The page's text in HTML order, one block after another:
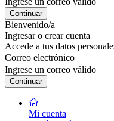
Continuar
Bienvenido/a
Ingresar o crear cuenta
Accede a tus datos
Correo electrónico
Ingrese un correo válido
Continuar
Mi cuenta